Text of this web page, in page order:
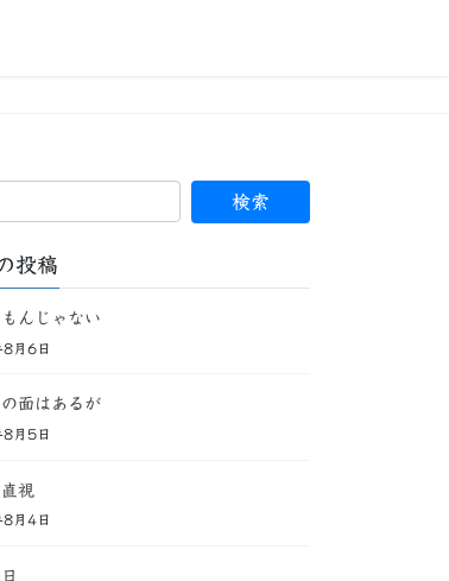
投稿
んじゃない
月6日
面はあるが
月5日
視
月4日